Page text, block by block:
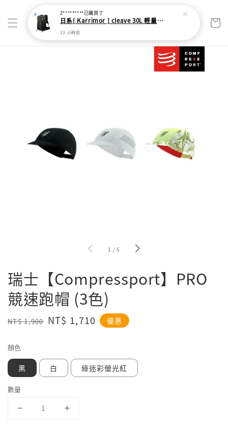
1 /5
瑞士【Compressport】PRO
競速跑帽 (3色)
Regular
NT$ 1,900 Sale
NT$ 1,710 優惠
顏色
黑 白 綠迷彩螢光紅
數量
Z*********已購買了
日系[ Karrimor ] cleave 30L 輕量野跑健走包
13 小時前